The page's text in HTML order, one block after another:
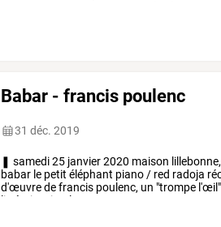
Babar - francis poulenc
31 déc. 2019
❚ samedi25 janvier2020 maison lillebonne,
babar le petit éléphant piano / red radoja
d'œuvredefrancis poulenc, un "trompe l'œil"
littéraire
simple,